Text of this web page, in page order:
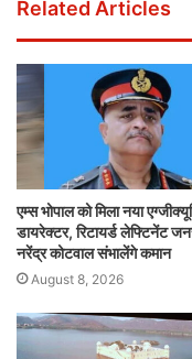
Related Articles
एम्स भोपाल को मिला नया
डायरेक्टर, रिटायर्ड लेफ्टिनेंट
नरेंद्र कोटवाल संभालेंगे कमान
August 8, 2026